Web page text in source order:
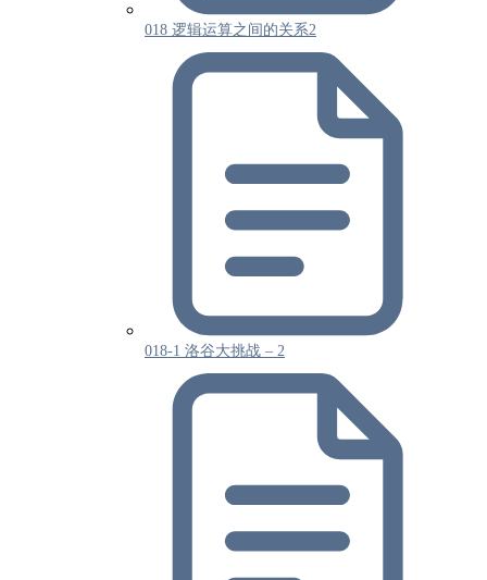
018 逻辑运算之间的关系2
018-1 洛谷大挑战 – 2